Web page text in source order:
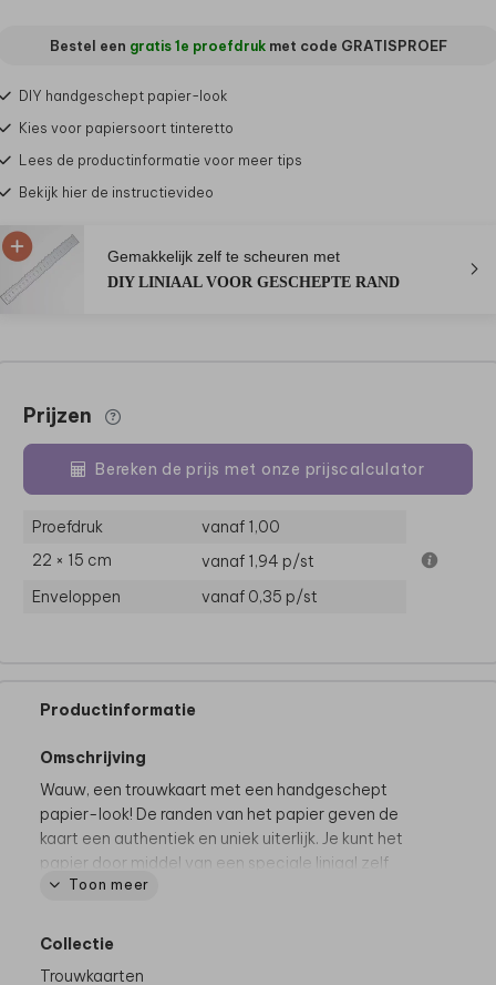
Bestel een gratis 1e proefdrukmet code GRATISPROEF
DIY handgeschept papier-look
Kies voor papiersoort tinteretto
Lees de productinformatie voor meer tips
Bekijk hier de instructievideo
Gemakkelijk zelf te scheuren met
DIY LINIAAL VOOR GESCHEPTE RAND
Prijzen
Bereken de prijs met onze prijscalculator
Proefdruk
vanaf 1,00
22 × 15 cm
vanaf 1,94 p/st
Enveloppen
vanaf 0,35 p/st
Productinformatie
Omschrijving
Wauw, een trouwkaart met een handgeschept
papier-look! De randen van het papier geven de
kaart een authentiek en uniek uiterlijk. Je kunt het
papier door middel van een speciale liniaal zelf
scheuren om de handgeschepte look te bereiken.
lezen voor het beste resultaat.
Toon meer
Collectie
Trouwkaarten